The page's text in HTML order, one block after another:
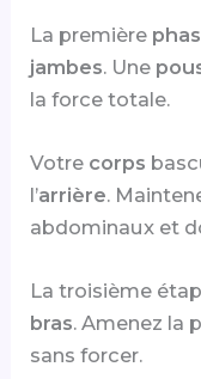
La première
jambes. Une
la force totale.
Votre corps
l’arrière.
abdominaux et
La troisième
bras. Amenez la
sans forcer.